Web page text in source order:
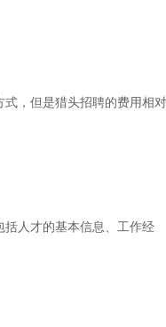
式，但是猎头招聘的费用相对
人才的基本信息、工作经